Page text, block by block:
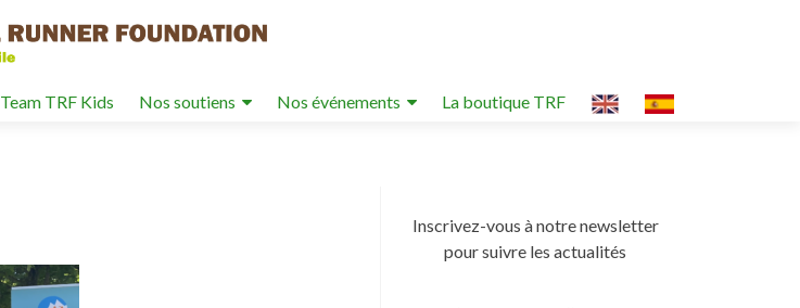
Team TRF Kids Nos soutiens Nos événements La boutique TRF
Inscrivez-vous à notre newsletter
pour suivre les actualités